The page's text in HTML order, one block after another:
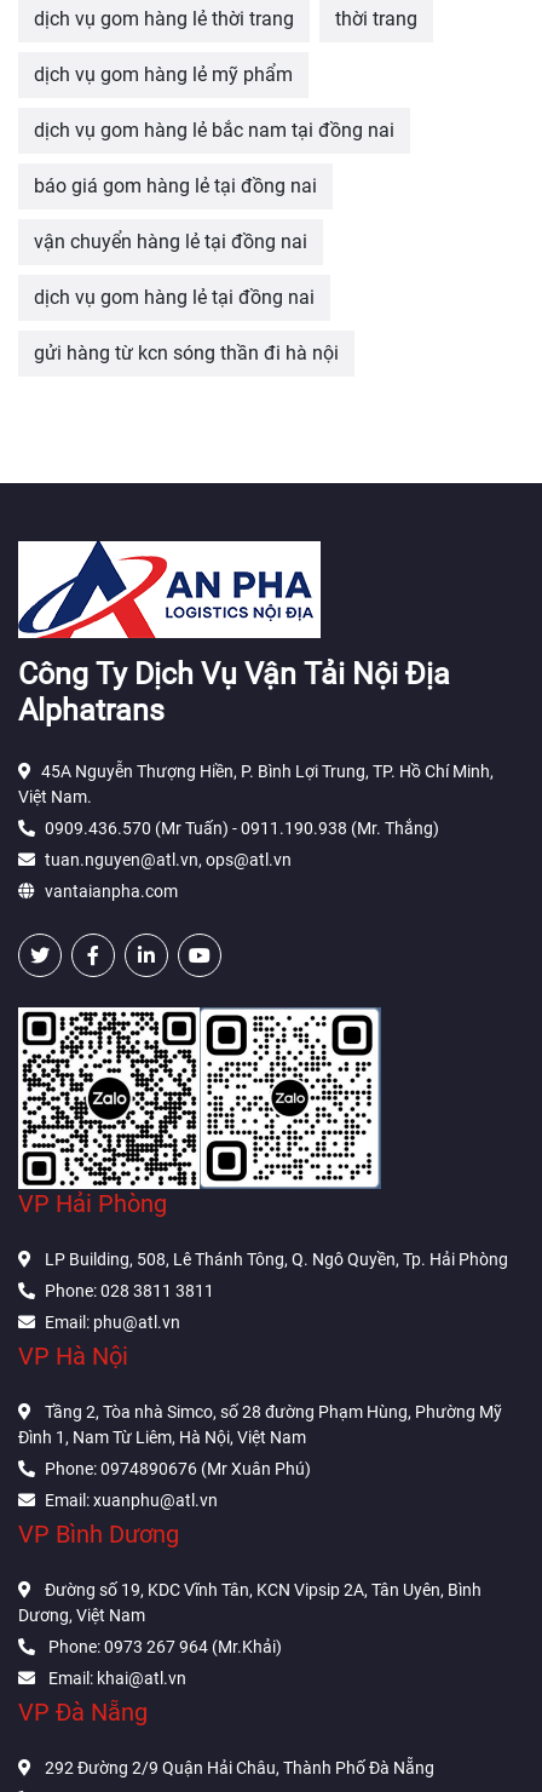
dịch vụ gom hàng lẻ thời trang thời trang
dịch vụ gom hàng lẻ mỹ phẩm
dịch vụ gom hàng lẻ bắc nam tại đồng nai
báo giá gom hàng lẻ tại đồng nai
vận chuyển hàng lẻ tại đồng nai
dịch vụ gom hàng lẻ tại đồng nai
gửi hàng từ kcn sóng thần đi hà nội
Công Ty Dịch Vụ Vận Tải Nội Địa
Alphatrans
45A Nguyễn Thượng Hiền, P. Bình Lợi Trung, TP. Hồ Chí Minh,
Việt Nam.
0909.436.570 (Mr Tuấn) - 0911.190.938 (Mr. Thắng)
tuan.nguyen@atl.vn, ops@atl.vn
vantaianpha.com
VP Hải Phòng
LP Building, 508, Lê Thánh Tông, Q. Ngô Quyền, Tp. Hải Phòng
Phone: 028 3811 3811
Email: phu@atl.vn
VP Hà Nội
Tầng 2, Tòa nhà Simco, số 28 đường Phạm Hùng, Phường Mỹ
Đình 1, Nam Từ Liêm, Hà Nội, Việt Nam
Phone: 0974890676 (Mr Xuân Phú)
Email: xuanphu@atl.vn
VP Bình Dương
Đường số 19, KDC Vĩnh Tân, KCN Vipsip 2A, Tân Uyên, Bình
Dương, Việt Nam
Phone: 0973 267 964 (Mr.Khải)
Email: khai@atl.vn
VP Đà Nẵng
292 Đường 2/9 Quận Hải Châu, Thành Phố Đà Nẵng